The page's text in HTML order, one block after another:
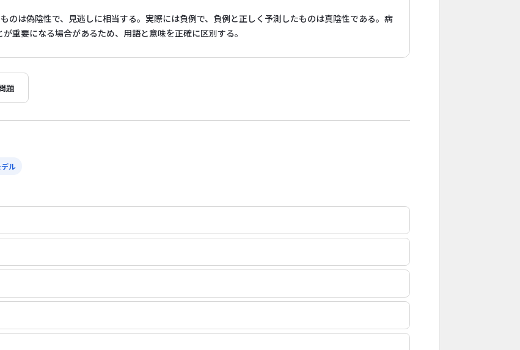
のは偽陰性で、見逃しに相当する。実際には負例で、負例と正しく予測したものは真陰性である。病
重要になる場合があるため、用語と意味を正確に区別する。
題
ル